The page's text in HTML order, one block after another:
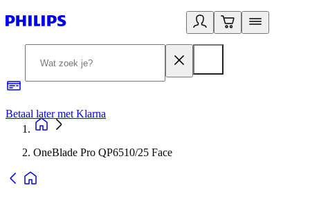
Betaal later met Klarna
OneBlade Pro QP6510/25 Face